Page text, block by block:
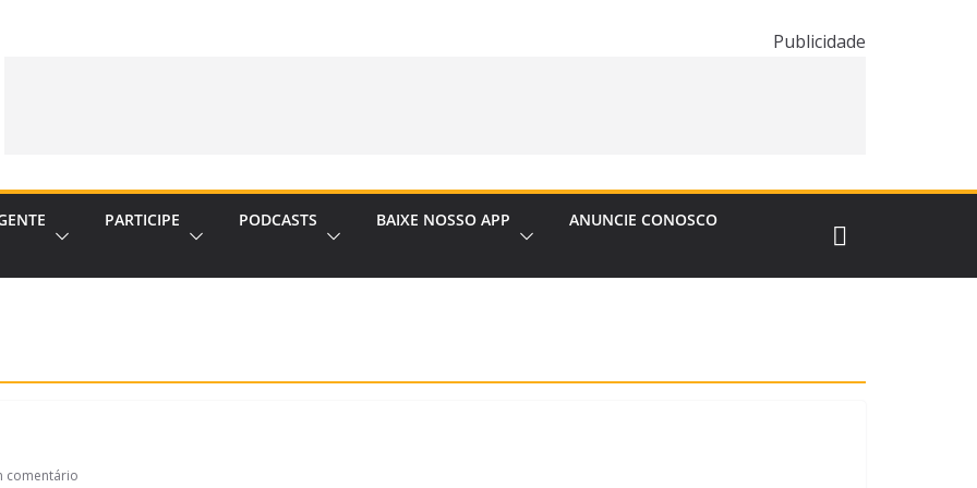
Publicidade
PARTICIPE PODCASTS BAIXE NOSSO APP ANUNCIE CONOSCO
comentário